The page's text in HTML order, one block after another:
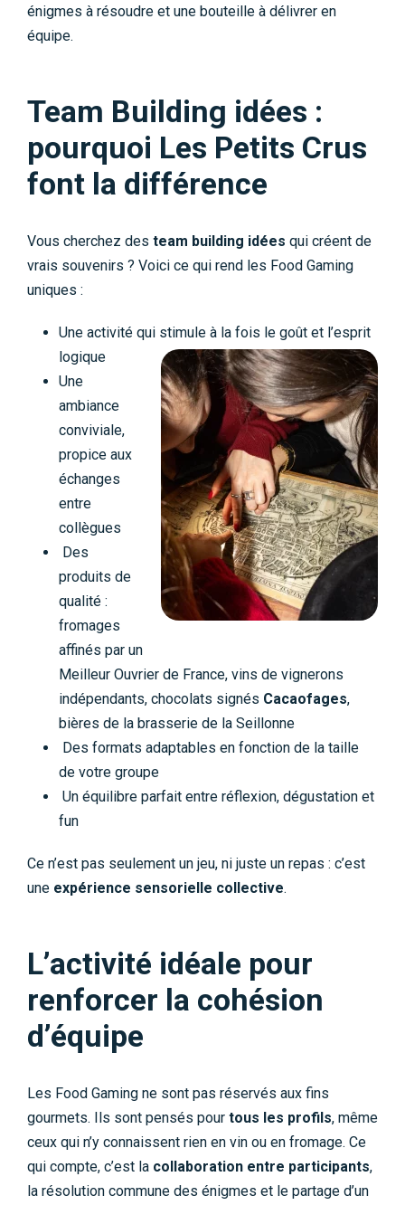
énigmes à résoudre et une bouteille à délivrer en
équipe.
Team Building idées :
pourquoi Les Petits Crus
font la différence
Vous cherchez des team building idées qui créent de
vrais souvenirs ? Voici ce qui rend les Food Gaming
uniques :
Une activité qui stimule à la fois le goût et l’esprit
logique
Une
ambiance
conviviale,
propice aux
échanges
entre
collègues
Des
produits de
qualité :
fromages
affinés par un
Meilleur Ouvrier de France, vins de vignerons
indépendants, chocolats signés Cacaofages,
bières de la brasserie de la Seillonne
Des formats adaptables en fonction de la taille
de votre groupe
Un équilibre parfait entre réflexion, dégustation et
fun
Ce n’est pas seulement un jeu, ni juste un repas : c’est
une expérience sensorielle collective.
L’activité idéale pour
renforcer la cohésion
d’équipe
Les Food Gaming ne sont pas réservés aux fins
gourmets. Ils sont pensés pour tous les profils, même
ceux qui n’y connaissent rien en vin ou en fromage. Ce
qui compte, c’est la collaboration entre participants,
la résolution commune des énigmes et le partage d’un